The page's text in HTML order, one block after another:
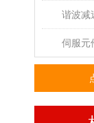
谐波减
伺服元